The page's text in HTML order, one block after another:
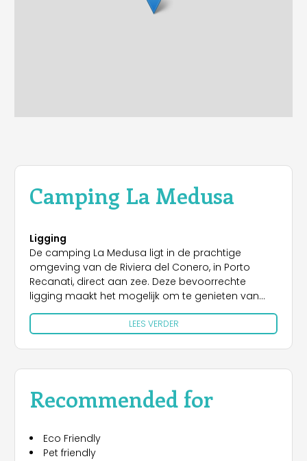
Camping La Medusa
Ligging
De camping La Medusa ligt in de prachtige
omgeving van de Riviera del Conero, in Porto
Recanati, direct aan zee. Deze bevoorrechte
ligging maakt het mogelijk om te genieten van
een ontspannen en natuurlijke vakantie, met de
zee op een steenworp afstand en de schoonheid
van de regio Marche binnen handbereik. Op korte
afstand liggen de charmante badplaatsen
Numana en Sirolo, gekenmerkt door betoverende
Liefhebbers van cultuur en geschiedenis kunnen
een bezoek brengen aan het nabijgelegen Loreto,
geboorteplaats van Giacomo Leopardi, terwijl
degenen die liever wandelen in de natuur de
LEES VERDER
Recommended for
Eco Friendly
Pet friendly